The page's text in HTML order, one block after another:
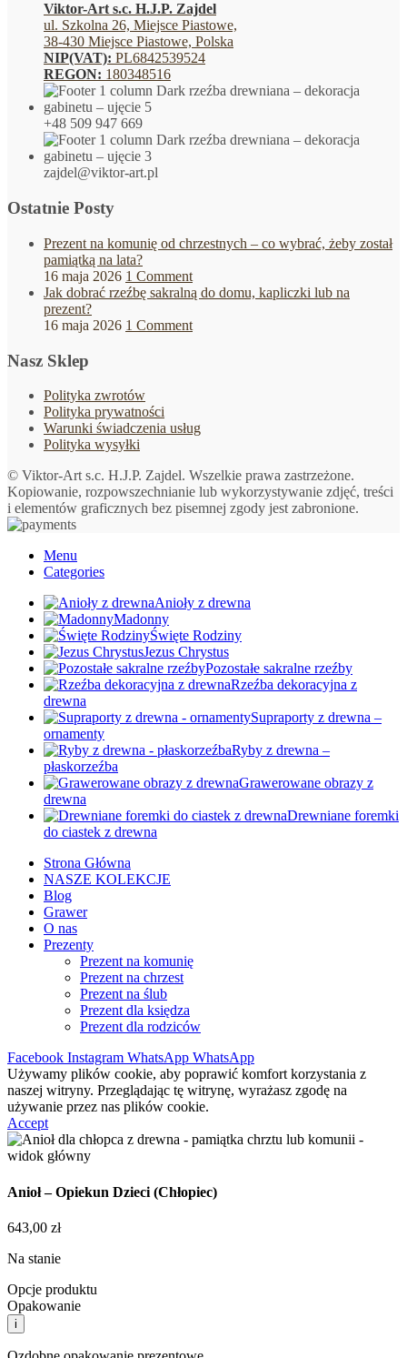
Viktor-Art s.c. H.J.P. Zajdel
ul. Szkolna 26, Miejsce Piastowe,
38-430 Miejsce Piastowe, Polska
NIP(VAT): PL6842539524
REGON: 180348516
+48 509 947 669
zajdel@viktor-art.pl
Ostatnie Posty
Prezent na komunię od chrzestnych – co wybrać, żeby został
pamiątką na lata?
16 maja 2026 1 Comment
Jak dobrać rzeźbę sakralną do domu, kapliczki lub na
prezent?
16 maja 2026 1 Comment
Nasz Sklep
Polityka zwrotów
Polityka prywatności
Warunki świadczenia usług
Polityka wysyłki
© Viktor-Art s.c. H.J.P. Zajdel. Wszelkie prawa zastrzeżone.
Kopiowanie, rozpowszechnianie lub wykorzystywanie zdjęć, treści
i elementów graficznych bez pisemnej zgody jest zabronione.
Menu
Categories
Anioły z drewna
Madonny
Święte Rodziny
Jezus Chrystus
Pozostałe sakralne rzeźby
Rzeźba dekoracyjna z
drewna
Supraporty z drewna –
ornamenty
Ryby z drewna –
płaskorzeźba
Grawerowane obrazy z
drewna
Drewniane foremki
do ciastek z drewna
Strona Główna
NASZE KOLEKCJE
Blog
Grawer
O nas
Prezenty
Prezent na komunię
Prezent na chrzest
Prezent na ślub
Prezent dla księdza
Prezent dla rodziców
Facebook Instagram WhatsApp WhatsApp
Używamy plików cookie, aby poprawić komfort korzystania z
naszej witryny. Przeglądając tę witrynę, wyrażasz zgodę na
używanie przez nas plików cookie.
Accept
Anioł – Opiekun Dzieci (Chłopiec)
643,00 zł
Na stanie
Opcje produktu
Opakowanie
i